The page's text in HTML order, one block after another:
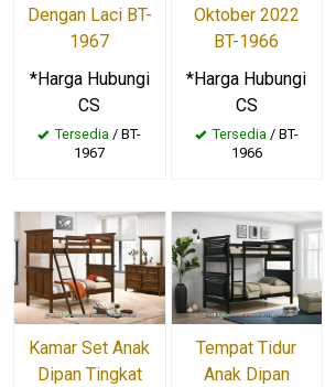
Dengan Laci BT-
1967
*Harga Hubungi
CS
Tersedia / BT-
1967
Oktober 2022
BT-1966
*Harga Hubungi
CS
Tersedia / BT-
1966
Kamar Set Anak
Dipan Tingkat
Tempat Tidur
Anak Dipan